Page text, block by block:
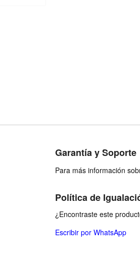
Garantía y Soporte
Para más información
Política de
¿Encontraste este
Escribir por WhatsApp